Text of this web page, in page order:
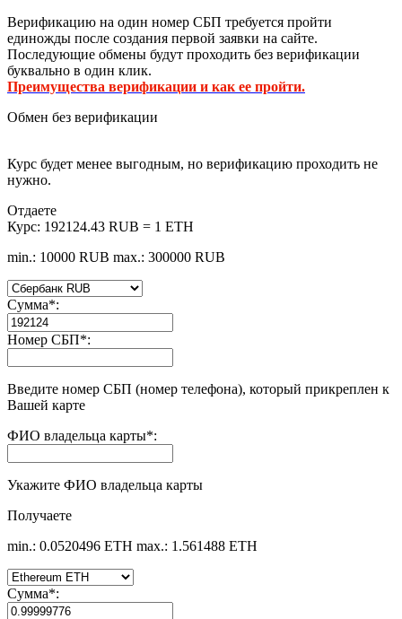
Верификацию на один номер СБП требуется пройти
единожды после создания первой заявки на сайте.
Последующие обмены будут проходить без верификации
буквально в один клик.
Преимущества верификации и как ее пройти.
Обмен без верификации
Курс будет менее выгодным, но верификацию проходить не
нужно.
Отдаете
Курс: 192124.43 RUB = 1 ETH
min.: 10000 RUB max.: 300000 RUB
Сумма*:
Номер СБП*:
Введите номер СБП (номер телефона), который прикреплен к
Вашей карте
ФИО владельца карты*:
Укажите ФИО владельца карты
Получаете
min.: 0.0520496 ETH max.: 1.561488 ETH
Сумма*: